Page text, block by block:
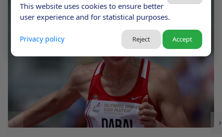
This website uses cookies to ensure better
user experience and for statistical purposes.
Privacy policy Reject Accept